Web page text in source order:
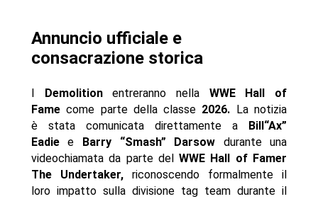
Annuncio ufficiale e
consacrazione storica
Demolitionentreranno nella WWE Hall of
Famecome parte della classe 2026. La notizia
è stata comunicata direttamente a
Bill“Ax”
Eadiee Barry “Smash” Darsow durante una
videochiamata da parte delWWE Hall of Famer
The Undertaker,riconoscendo formalmente il
loro impatto sulla divisione tag team durante il